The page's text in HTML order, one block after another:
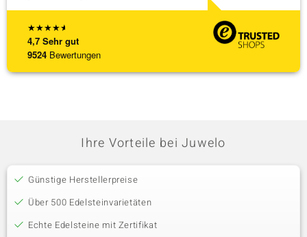
★★★★★
4,7 Sehr gut
9524 Bewertungen
Ihre Vorteile bei Juwelo
Günstige Herstellerpreise
Über 500 Edelsteinvarietäten
Echte Edelsteine mit Zertifikat